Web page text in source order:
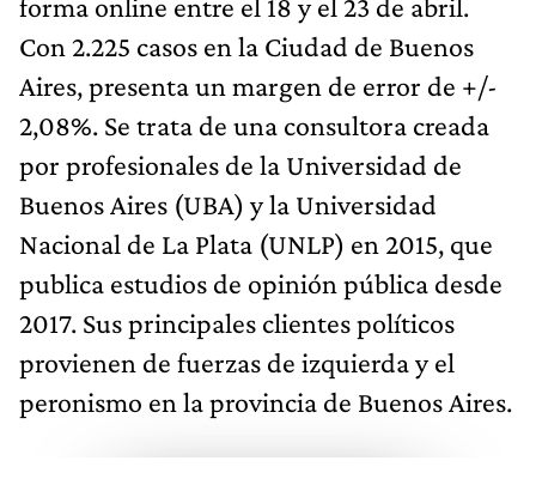
forma online entre el 18 y el 23 de abril.
Con 2.225 casos en la Ciudad de Buenos
Aires, presenta un margen de error de +/-
2,08%. Se trata de una consultora creada
por profesionales de la Universidad de
Buenos Aires (UBA) y la Universidad
Nacional de La Plata (UNLP) en 2015, que
publica estudios de opinión pública desde
2017. Sus principales clientes políticos
provienen de fuerzas de izquierda y el
peronismo en la provincia de Buenos Aires.